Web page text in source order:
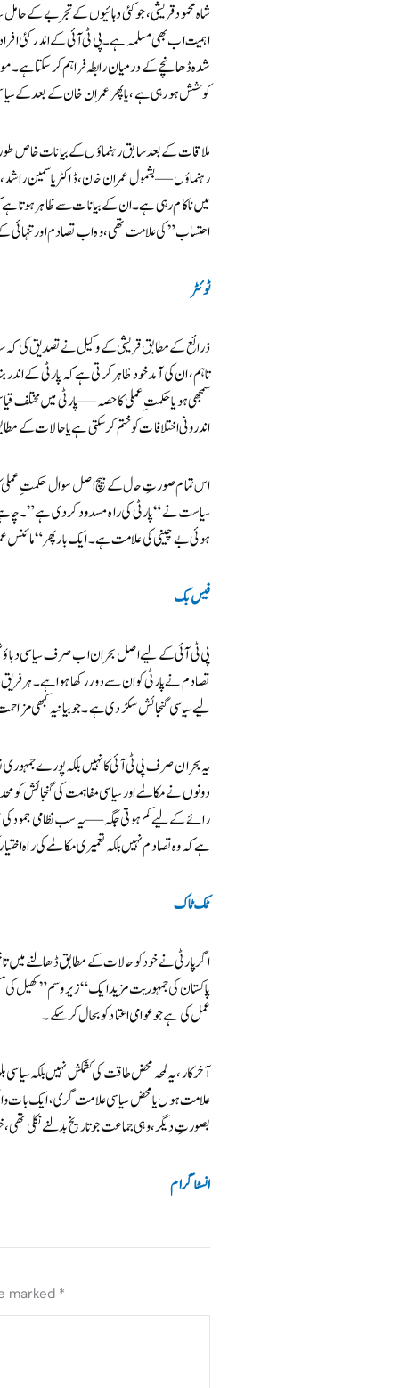
شاہ محمود قریشی، جو کئی دہائیوں کے تجربے کے
اہمیت اب بھی مسلمہ ہے۔ پی ٹی آئی کے اندر کئی
شدہ ڈھانچے کے درمیان رابطہ فراہم کر سکتا ہے۔
کوشش ہو رہی ہے، یا پھر عمران خان کے بعد کے
ملاقات کے بعد سابق رہنماؤں کے بیانات خاص
رہنماؤں — بشمول عمران خان، ڈاکٹر یاسمین
میں ناکام رہی ہے۔ ان کے بیانات سے ظاہر ہوتا ہے
احتساب” کی علامت تھی، وہ اب تصادم اور
ٹوئٹر
ذرائع کے مطابق قریشی کے وکیل نے تصدیق کی کہ
تاہم، ان کی آمد خود ظاہر کرتی ہے کہ پارٹی کے
سمجھی ہو یا حکمتِ عملی کا حصہ — پارٹی میں مختلف
اندرونی اختلافات کو ختم کر سکتی ہے یا حالات کے
اس تمام صورتِ حال کے بیچ اصل سوال حکمتِ عملی کا
سیاست نے “پارٹی کی راہ مسدود کر دی ہے”۔ چاہے
ہوئی بے چینی کی علامت ہے۔ ایک بار پھر “مائنس
فیس بک
پی ٹی آئی کے لیے اصل بحران اب صرف سیاسی
تصادم نے پارٹی کو ان سے دور رکھا ہوا ہے۔ ہر
لیے سیاسی گنجائش سکڑ دی ہے۔ جو بیانیہ کبھی
یہ بحران صرف پی ٹی آئی کا نہیں بلکہ پورے
دونوں نے مکالمے اور سیاسی مفاہمت کی گنجائش کو
رائے کے لیے کم ہوتی جگہ — یہ سب نظامی جمود
ہے کہ وہ تصادم نہیں بلکہ تعمیری مکالمے کی راہ
ٹک ٹاک
اگر پارٹی نے خود کو حالات کے مطابق ڈھالنے میں
پاکستان کی جمہوریت مزید ایک “زیرو سم” کھیل کی
عمل کی ہے جو عوامی اعتماد کو بحال کر سکے۔
آخرکار، یہ لمحہ محض طاقت کی کشمکش نہیں بلکہ
علامت ہوں یا محض سیاسی علامت گری، ایک بات
بصورتِ دیگر، وہی جماعت جو تاریخ بدلنے نکلی
انسٹاگرام
marked *